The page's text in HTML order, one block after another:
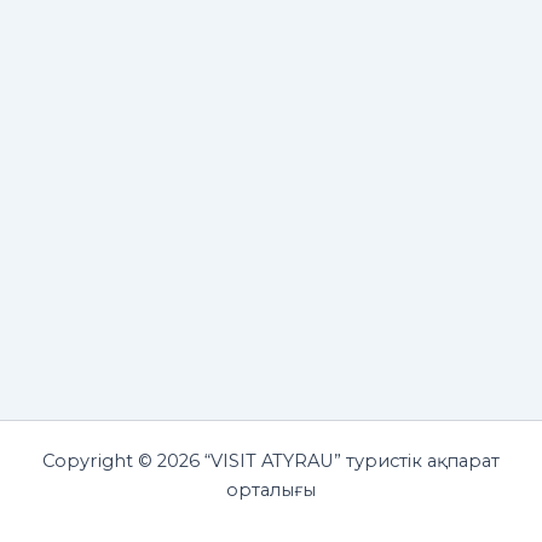
Copyright © 2026 “VISIT ATYRAU” туристік ақпарат
орталығы